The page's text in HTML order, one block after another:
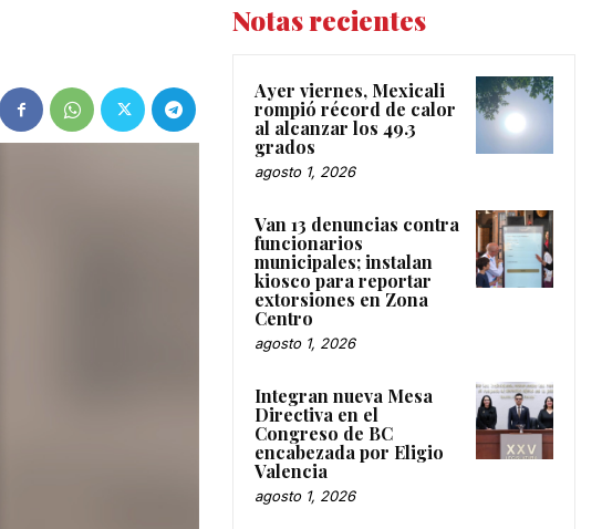
Notas recientes
Ayer viernes, Mexicali
rompió récord de calor
al alcanzar los 49.3
grados
agosto 1, 2026
Van 13 denuncias contra
funcionarios
municipales; instalan
kiosco para reportar
extorsiones en Zona
Centro
agosto 1, 2026
Integran nueva Mesa
Directiva en el
Congreso de BC
encabezada por Eligio
Valencia
agosto 1, 2026